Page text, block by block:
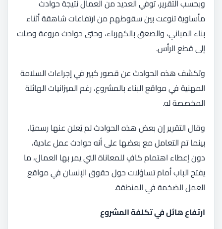
وبحسب التقرير، توفي العديد من العمال نتيجة حوادث
مأساوية تنوعت بين سقوطهم من ارتفاعات شاهقة أثناء
بناء المباني، والصعق بالكهرباء، وحتى حوادث مروعة وصلت
إلى قطع الرأس.
وتكشف هذه الحوادث عن قصور كبير في إجراءات السلامة
المهنية في مواقع البناء بالمشروع، رغم الميزانيات الهائلة
المخصصة له.
وقال التقرير إن بعض هذه الحوادث لم يُعلن عنها رسميًا،
بينما تم التعامل مع بعضها على أنه حوادث عمل عادية،
دون إعطاء اهتمام كافٍ للمعاناة التي يمر بها العمال، ما
يفتح الباب أمام تساؤلات حول حقوق الإنسان في مواقع
العمل الضخمة في المنطقة.
ارتفاع هائل في تكلفة المشروع